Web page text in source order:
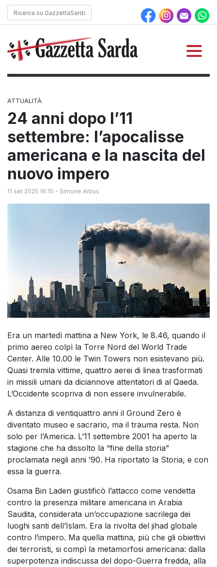
ATTUALITÀ
24 anni dopo l’11
settembre: l’apocalisse
americana e la nascita del
nuovo impero
11 set 2025 16:10 - Simone Arbus
Era un martedì mattina a New York, le 8.46, quando il
primo aereo colpì la Torre Nord del World Trade
Center. Alle 10.00 le Twin Towers non esistevano più.
Quasi tremila vittime, quattro aerei di linea trasformati
in missili umani da diciannove attentatori di al Qaeda.
L’Occidente scopriva di non essere invulnerabile.
A distanza di ventiquattro anni il Ground Zero è
diventato museo e sacrario, ma il trauma resta. Non
solo per l’America. L’11 settembre 2001 ha aperto la
stagione che ha dissolto la “fine della storia”
proclamata negli anni ’90. Ha riportato la Storia, e con
essa la guerra.
Osama Bin Laden giustificò l’attacco come vendetta
contro la presenza militare americana in Arabia
Saudita, considerata un’occupazione sacrilega dei
luoghi santi dell’Islam. Era la rivolta del jihad globale
contro l’impero. Ma quella mattina, più che gli obiettivi
dei terroristi, si compì la metamorfosi americana: dalla
superpotenza indiscussa del dopo-Guerra fredda, alla